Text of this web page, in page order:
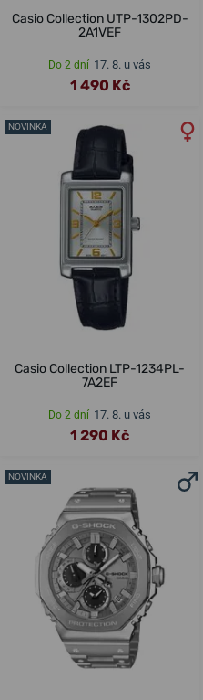
Casio Collection UTP-1302PD-
2A1VEF
Do 2 dní 17. 8. u vás
1 490 Kč
NOVINKA
Casio Collection LTP-1234PL-
7A2EF
Do 2 dní 17. 8. u vás
1 290 Kč
NOVINKA